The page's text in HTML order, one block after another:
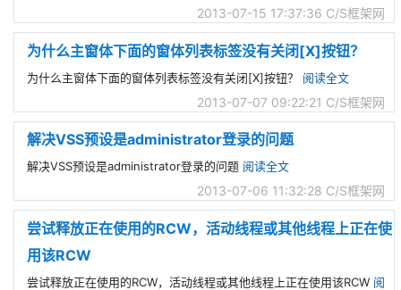
2013-07-15 17:37:36 C/S框架网
为什么主窗体下面的窗体列表标签没有关闭[X]按钮？
为什么主窗体下面的窗体列表标签没有关闭[X]按钮？ 阅读全文
2013-07-07 09:22:21 C/S框架网
解决VSS预设是administrator登录的问题
解决VSS预设是administrator登录的问题 阅读全文
2013-07-06 11:32:28 C/S框架网
尝试释放正在使用的RCW，活动线程或其他线程上正在使
用该RCW
尝试释放正在使用的RCW，活动线程或其他线程上正在使用该RCW 阅